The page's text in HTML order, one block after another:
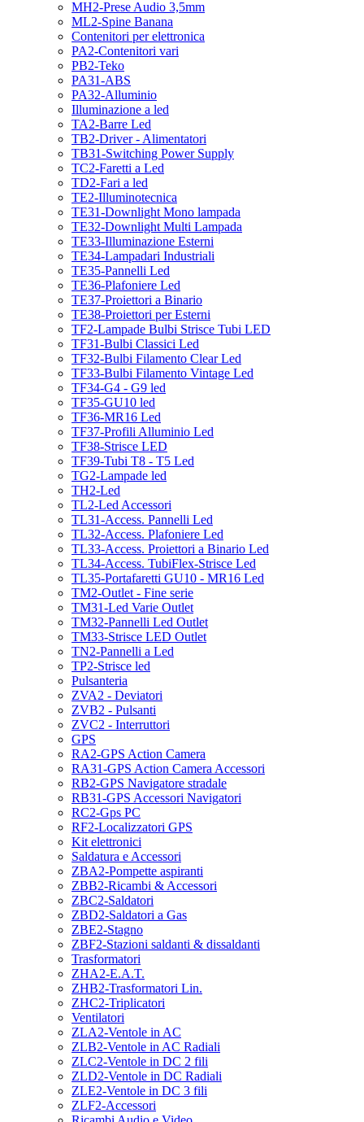
MH2-Prese Audio 3,5mm
ML2-Spine Banana
Contenitori per elettronica
PA2-Contenitori vari
PB2-Teko
PA31-ABS
PA32-Alluminio
Illuminazione a led
TA2-Barre Led
TB2-Driver - Alimentatori
TB31-Switching Power Supply
TC2-Faretti a Led
TD2-Fari a led
TE2-Illuminotecnica
TE31-Downlight Mono lampada
TE32-Downlight Multi Lampada
TE33-Illuminazione Esterni
TE34-Lampadari Industriali
TE35-Pannelli Led
TE36-Plafoniere Led
TE37-Proiettori a Binario
TE38-Proiettori per Esterni
TF2-Lampade Bulbi Strisce Tubi LED
TF31-Bulbi Classici Led
TF32-Bulbi Filamento Clear Led
TF33-Bulbi Filamento Vintage Led
TF34-G4 - G9 led
TF35-GU10 led
TF36-MR16 Led
TF37-Profili Alluminio Led
TF38-Strisce LED
TF39-Tubi T8 - T5 Led
TG2-Lampade led
TH2-Led
TL2-Led Accessori
TL31-Access. Pannelli Led
TL32-Access. Plafoniere Led
TL33-Access. Proiettori a Binario Led
TL34-Access. TubiFlex-Strisce Led
TL35-Portafaretti GU10 - MR16 Led
TM2-Outlet - Fine serie
TM31-Led Varie Outlet
TM32-Pannelli Led Outlet
TM33-Strisce LED Outlet
TN2-Pannelli a Led
TP2-Strisce led
Pulsanteria
ZVA2 - Deviatori
ZVB2 - Pulsanti
ZVC2 - Interruttori
GPS
RA2-GPS Action Camera
RA31-GPS Action Camera Accessori
RB2-GPS Navigatore stradale
RB31-GPS Accessori Navigatori
RC2-Gps PC
RF2-Localizzatori GPS
Kit elettronici
Saldatura e Accessori
ZBA2-Pompette aspiranti
ZBB2-Ricambi & Accessori
ZBC2-Saldatori
ZBD2-Saldatori a Gas
ZBE2-Stagno
ZBF2-Stazioni saldanti & dissaldanti
Trasformatori
ZHA2-E.A.T.
ZHB2-Trasformatori Lin.
ZHC2-Triplicatori
Ventilatori
ZLA2-Ventole in AC
ZLB2-Ventole in AC Radiali
ZLC2-Ventole in DC 2 fili
ZLD2-Ventole in DC Radiali
ZLE2-Ventole in DC 3 fili
ZLF2-Accessori